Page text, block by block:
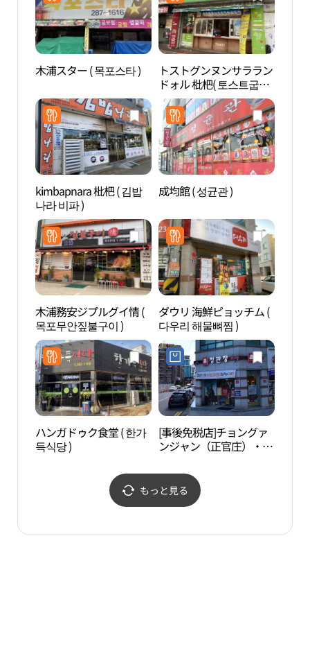
木浦スター ( 목포스타 )
トストグンヌンサララン
ドォル 枇杷( 토스트굽는
사람들 비파 )
kimbapnara 枇杷 ( 김밥
나라 비파 )
成均館 ( 성균관 )
木浦務安ジプルグイ情 (
목포무안짚불구이 )
ダウリ 海鮮ピョッチム (
다우리 해물뼈찜 )
ハンガドゥク食堂 ( 한가
득식당 )
[事後免税店]チョングァ
ンジャン（正官庄）・サ
관장 상동본점)
もっと見る